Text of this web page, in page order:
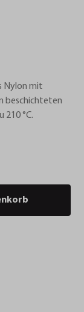
Nylon mit
beschichteten
210 °C.